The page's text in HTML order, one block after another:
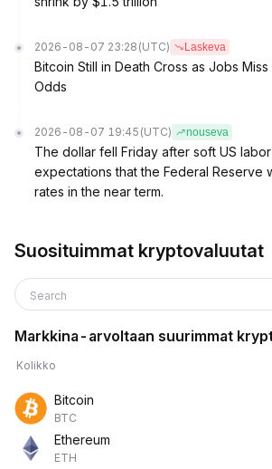
2026-08-07 23:28 (UTC) Laskeva
Bitcoin Still in Death Cross as Jobs
Odds
2026-08-07 19:45 (UTC) nouseva
The dollar fell Friday after soft US
expectations that the Federal Reserve
rates in the near term.
Suosituimmat kryptovaluutat
Search
Markkina-arvoltaan suurimmat
Kolikko
Bitcoin
BTC
Ethereum
ETH